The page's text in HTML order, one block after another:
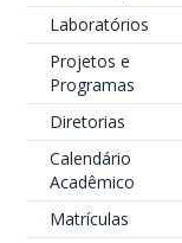
Laboratórios
Projetos e
Programas
Diretorias
Calendário
Acadêmico
Matrículas